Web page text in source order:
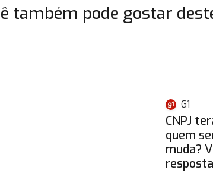
também pode gostar
G1
CNPJ
quem
muda?